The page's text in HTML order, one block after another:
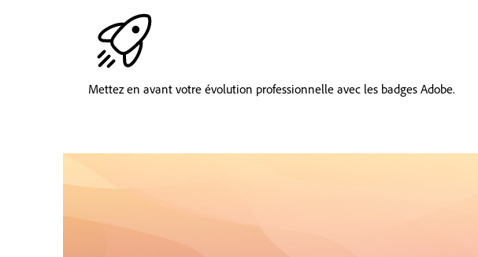
Mettez en avant votre évolution professionnelle avec les badges Adobe.